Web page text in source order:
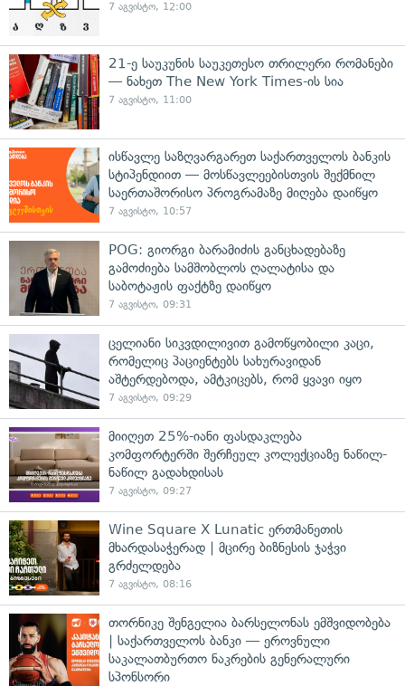
7 აგვისტო, 12:00
21-ე საუკუნის საუკეთესო თრილერი რომანები
— ნახეთ The New York Times-ის სია
7 აგვისტო, 11:00
ისწავლე საზღვარგარეთ საქართველოს ბანკის
სტიპენდიით — მოსწავლეებისთვის შექმნილ
საერთაშორისო პროგრამაზე მიღება დაიწყო
7 აგვისტო, 10:57
POG: გიორგი ბარამიძის განცხადებაზე
გამოძიება სამშობლოს ღალატისა და
საბოტაჟის ფაქტზე დაიწყო
7 აგვისტო, 09:31
ცელიანი სიკვდილივით გამოწყობილი კაცი,
რომელიც პაციენტებს სახურავიდან
აშტერდებოდა, ამტკიცებს, რომ ყვავი იყო
7 აგვისტო, 09:29
მიიღეთ 25%-იანი ფასდაკლება
კომფორტერში შერჩეულ კოლექციაზე ნაწილ-
ნაწილ გადახდისას
7 აგვისტო, 09:27
Wine Square X Lunatic ერთმანეთის
მხარდასაჭერად | მცირე ბიზნესის ჯაჭვი
გრძელდება
7 აგვისტო, 08:16
თორნიკე შენგელია ბარსელონას ემშვიდობება
| საქართველოს ბანკი — ეროვნული
საკალათბურთო ნაკრების გენერალური
სპონსორი